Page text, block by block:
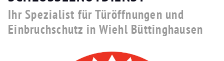
Ihr Spezialist für Türöffnungen und
Einbruchschutz in Wiehl Büttinghausen